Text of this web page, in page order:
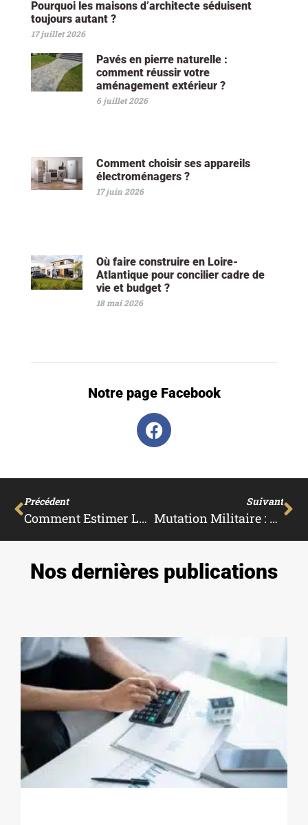
Pourquoi les maisons d’architecte séduisent
toujours autant ?
17 juillet 2026
Pavés en pierre naturelle :
comment réussir votre
aménagement extérieur ?
6 juillet 2026
Comment choisir ses appareils
électroménagers ?
17 juin 2026
Où faire construire en Loire-
Atlantique pour concilier cadre de
vie et budget ?
18 mai 2026
Notre page Facebook
Précédent
Comment Estimer La Valeur De Sa Maison ?
Suivant
Mutation Militaire : Ne Rien Oublier Pour Son Déménagement
Nos dernières publications